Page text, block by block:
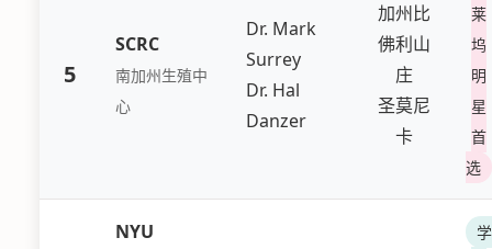
5
SCRC
南加州生殖中
心
Dr. Mark
Surrey
Dr. Hal
Danzer
加州比
佛利山
庄
圣莫尼
卡
莱
坞
明
星
首
选
NYU
学